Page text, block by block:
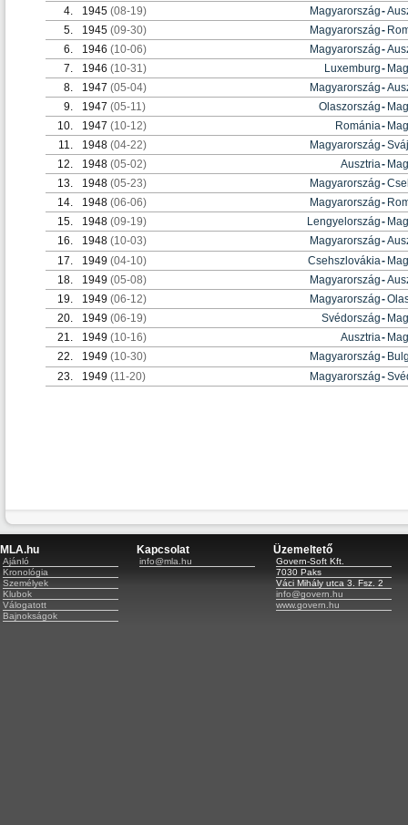
4.
1945 (08-19) Magyarország-
5.
1945 (09-30) Magyarország-
6.
1946 (10-06) Magyarország-
7.
1946 (10-31) Luxemburg-
8.
1947 (05-04) Magyarország-
9.
1947 (05-11) Olaszország-
10.
1947 (10-12) Románia-
11.
1948 (04-22) Magyarország-
12.
1948 (05-02) Ausztria-
13.
1948 (05-23) Magyarország-
14.
1948 (06-06) Magyarország-
15.
1948 (09-19) Lengyelország-
16.
1948 (10-03) Magyarország-
17.
1949 (04-10) Csehszlovákia-
18.
1949 (05-08) Magyarország-
19.
1949 (06-12) Magyarország-
20.
1949 (06-19) Svédország-
21.
1949 (10-16) Ausztria-
22.
1949 (10-30) Magyarország-
23.
1949 (11-20) Magyarország-
MLA.hu
Ajánló
Kronológia
Személyek
Klubok
Válogatott
Bajnokságok
Kapcsolat
info@mla.hu
Üzemeltető
Govern-Soft Kft.
7030 Paks
Váci Mihály utca 3. Fsz. 2
info@govern.hu
www.govern.hu